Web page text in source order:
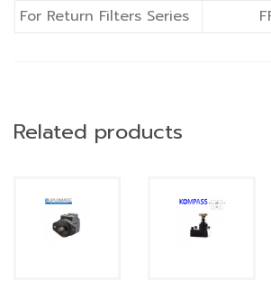
For Return Filters Series
Related products